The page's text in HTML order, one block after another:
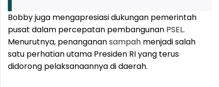
Bobby juga mengapresiasi dukungan pemerintah
pusat dalam percepatan pembangunan PSEL.
Menurutnya, penanganansampah menjadi salah
satu perhatian utama Presiden RI yang terus
didorong pelaksanaannya di daerah.